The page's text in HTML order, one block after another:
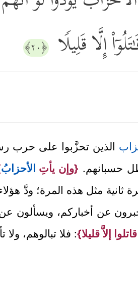
إِلَّا قَلِیلࣰا ﴿٢٠﴾
الذين تحزَّبوا على حرب
حسبانهم. {وإن يأتِ الأحزاب
ثانية مثل هذه المرة؛ ودَّ
عن أخباركم، ويسألون
إلاَّ قليلا}: فلا تبالوهم، ولا